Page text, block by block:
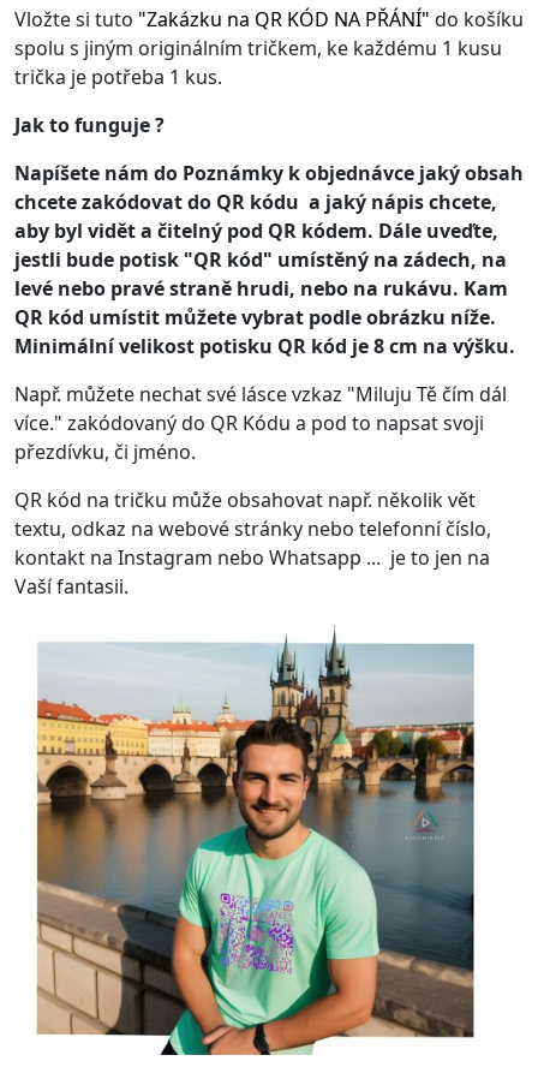
Vložte si tuto "Zakázku na QR KÓD NA PŘÁNÍ" do košíku
spolu s jiným originálním tričkem, ke každému 1 kusu
trička je potřeba 1 kus.
Jak to funguje ?
Napíšete nám do Poznámky k objednávce jaký obsah
chcete zakódovat do QR kódu a jaký nápis chcete,
aby byl vidět a čitelný pod QR kódem. Dále uveďte,
jestli bude potisk "QR kód" umístěný na zádech, na
levé nebo pravé straně hrudi, nebo na rukávu. Kam
QR kód umístit můžete vybrat podle obrázku níže.
Minimální velikost potisku QR kód je 8 cm na výšku.
Např. můžete nechat své lásce vzkaz "Miluju Tě čím dál
více." zakódovaný do QR Kódu a pod to napsat svoji
přezdívku, či jméno.
QR kód na tričku může obsahovat např. několik vět
textu, odkaz na webové stránky nebo telefonní číslo,
kontakt na Instagram nebo Whatsapp ... je to jen na
Vaší fantasii.